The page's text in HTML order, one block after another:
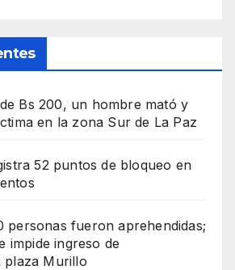
Bs 200, un hombre mató y
en la zona Sur de La Paz
52 puntos de bloqueo en
personas fueron aprehendidas;
impide ingreso de
plaza Murillo